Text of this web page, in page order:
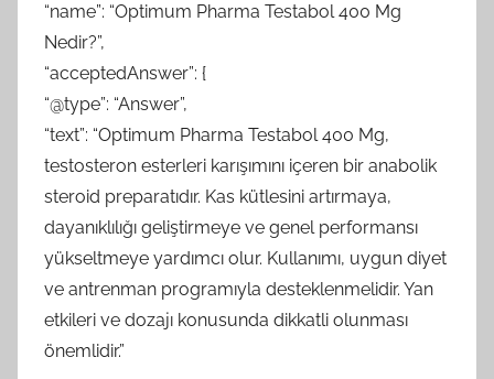
“name”: “Optimum Pharma Testabol 400 Mg
Nedir?”,
“acceptedAnswer”: {
“@type”: “Answer”,
“text”: “Optimum Pharma Testabol 400 Mg,
testosteron esterleri karışımını içeren bir anabolik
steroid preparatıdır. Kas kütlesini artırmaya,
dayanıklılığı geliştirmeye ve genel performansı
yükseltmeye yardımcı olur. Kullanımı, uygun diyet
ve antrenman programıyla desteklenmelidir. Yan
etkileri ve dozajı konusunda dikkatli olunması
önemlidir.”